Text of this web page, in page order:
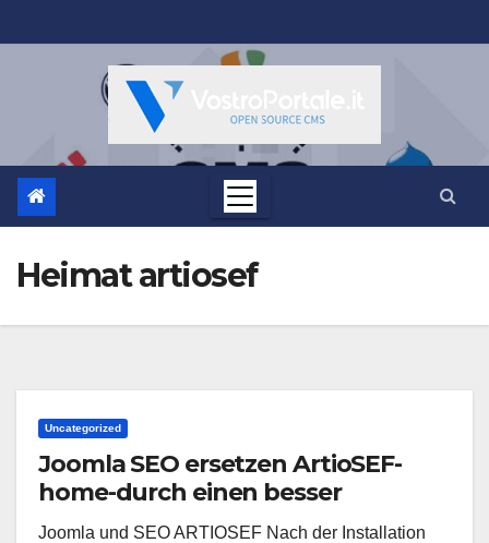
al
Heimat artiosef
Uncategorized
Joomla SEO ersetzen ArtioSEF-
home-durch einen besser
geeigneten Titel
Joomla und SEO ARTIOSEF Nach der Installation